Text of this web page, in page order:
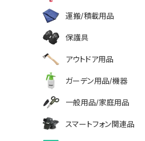
運搬/積載用品
保護具
アウトドア用品
ガーデン用品/機器
一般用品/家庭用品
スマートフォン関連品